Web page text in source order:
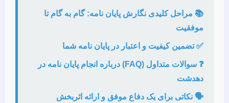
📚 مراحل کلیدی نگارش پایان نامه: گام به گام تا
موفقیت
✅ تضمین کیفیت و اعتبار در پایان نامه شما
❓ سوالات متداول (FAQ) درباره انجام پایان نامه در
دهدشت
🗣️ نکاتی برای یک دفاع موفق و ارائه اثربخش